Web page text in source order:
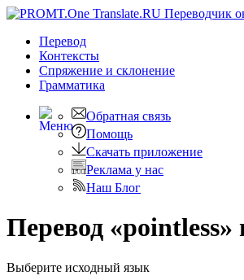
Перевод
Контексты
Спряжение и склонение
Грамматика
Обратная связь
Помощь
Скачать приложение
Реклама у нас
Наш Блог
Перевод
Выберите исходный язык